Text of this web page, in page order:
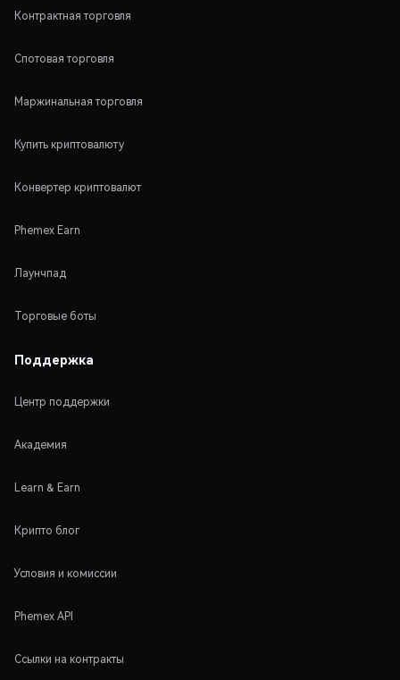
Контрактная торговля
Спотовая торговля
Маржинальная торговля
Купить криптовалюту
Конвертер криптовалют
Phemex Earn
Лаунчпад
Торговые боты
Поддержка
Центр поддержки
Академия
Learn & Earn
Крипто блог
Условия и комиссии
Phemex API
Ссылки на контракты